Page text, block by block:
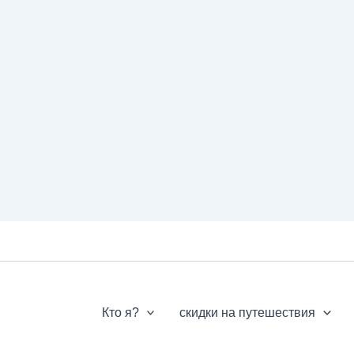
Кто я? скидки на путешествия